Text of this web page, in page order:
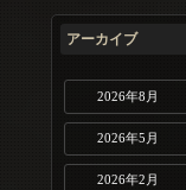
アーカイブ
2026年8月
2026年5月
2026年2月